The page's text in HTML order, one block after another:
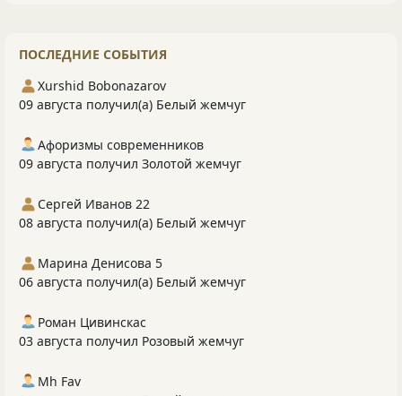
ПОСЛЕДНИЕ СОБЫТИЯ
Xurshid Bobonazarov
09 августа получил(а) Белый жемчуг
Афоризмы современников
09 августа получил Золотой жемчуг
Сергей Иванов 22
08 августа получил(а) Белый жемчуг
Марина Денисова 5
06 августа получил(а) Белый жемчуг
Роман Цивинскас
03 августа получил Розовый жемчуг
Mh Fav